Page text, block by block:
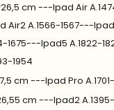
cm ---Ipad Air
Air2 A.1566-1567---
1675---Ipad5 A.1822-
1954
cm ---Ipad Pro
cm ---Ipad2